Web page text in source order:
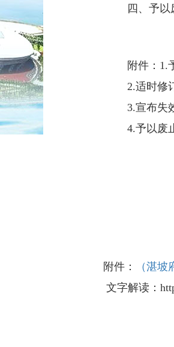
四、予以废
附件：1.予
2.适时修订
3.宣布失效
4.予以废止
附件：
（湛
文字解读：